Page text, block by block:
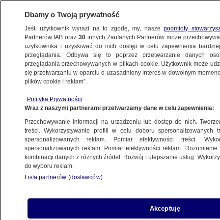
METEO
NAUKA
kapsuły Orion - wracają z kosmosu
na Ziemię
10.12.2022, 12:58
Udostępnij
niedzielę na Oceanie Spokojnym. Razem z nim na
Ziemię wrócą dwa ludzkie fantomy umieszczone
Dbamy o Twoją prywatność
Jeśli użytkownik wyrazi na to zgodę, my, naszepodmioty
Partnerów IAB oraz30 innych Zaufanych Partnerów może
użytkownika i uzyskiwać do nich dostęp w celu zapewnienia
przeglądania. Odbywa się to poprzez przetwarzanie danych
przeglądania przechowywanych w plikach cookie. Użytkownik może
się przetwarzaniu w oparciu o uzasadniony interes w dowolnym
plików cookie i reklam”.
Polityka Prywatności
Wraz z naszymi partnerami przetwarzamy dane w celu zapewnienia:
Przechowywanie informacji na urządzeniu lub dostęp do nich.
treści. Wykorzystywanie profili w celu doboru spersonalizowanych
spersonalizowanych reklam. Pomiar efektywności treści.
spersonalizowanych reklam. Pomiar efektywności reklam.
kombinacji danych z różnych źródeł. Rozwój i ulepszanie usług.
do wyboru reklam.
Lista partnerów (dostawców)
Akceptuję